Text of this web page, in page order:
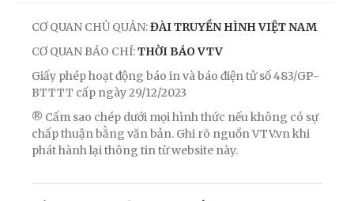
CƠ QUAN CHỦ QUẢN:ĐÀI TRUYỀN HÌNH VIỆT NAM
CƠ QUAN BÁO CHÍ:THỜI BÁO VTV
Giấy phép hoạt động báo in và báo điện tử số 483/GP-
BTTTT cấp ngày 29/12/2023
® Cấm sao chép dưới mọi hình thức nếu không có sự
chấp thuận bằng văn bản. Ghi rõ nguồn VTV.vn khi
phát hành lại thông tin từ website này.